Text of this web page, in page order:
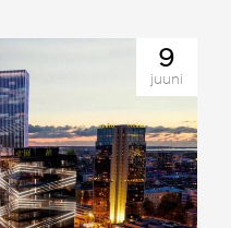
9
juuni